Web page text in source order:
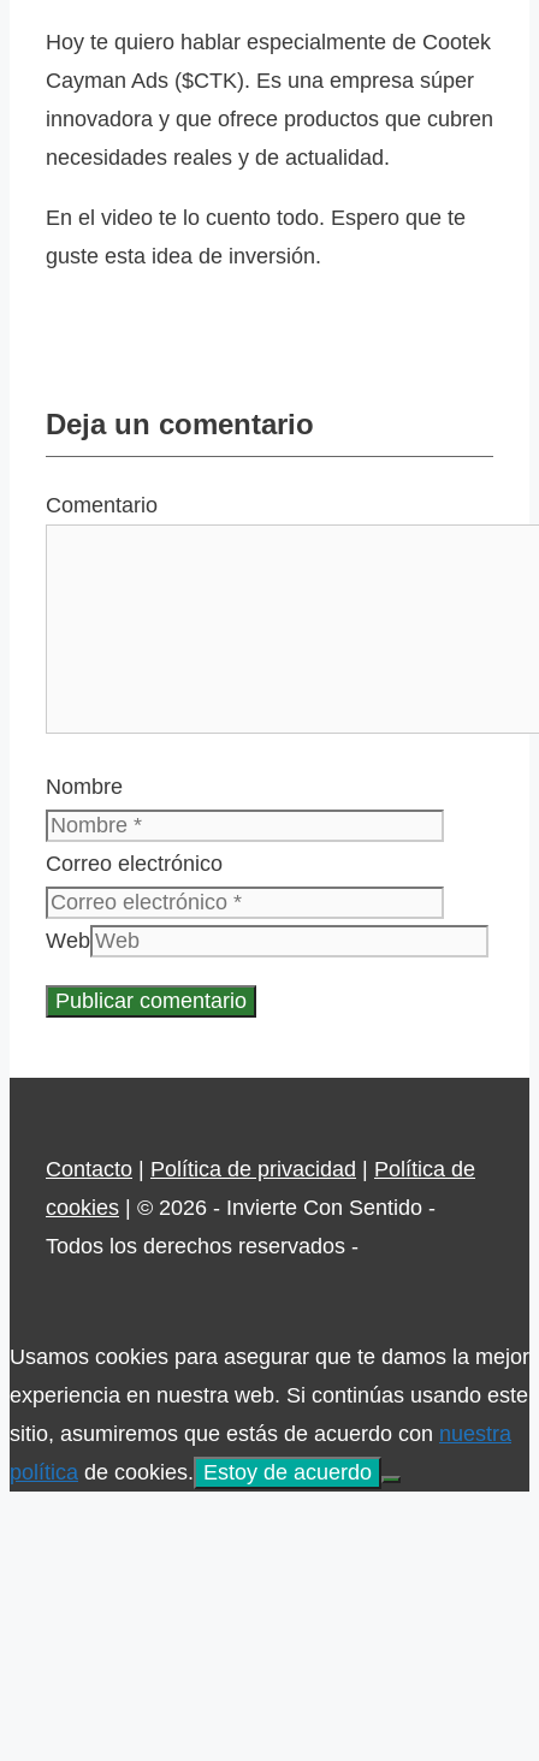
Hoy te quiero hablar especialmente de Cootek
Cayman Ads ($CTK). Es una empresa súper
innovadora y que ofrece productos que cubren
necesidades reales y de actualidad.
En el video te lo cuento todo. Espero que te
guste esta idea de inversión.
Deja un comentario
Comentario
Nombre
Correo electrónico
Web
Contacto | Política de privacidad | Política de
cookies | © 2026 - Invierte Con Sentido -
Todos los derechos reservados -
Usamos cookies para asegurar que te damos la mejor
experiencia en nuestra web. Si continúas usando este
sitio, asumiremos que estás de acuerdo con nuestra
política de cookies. Estoy de acuerdo